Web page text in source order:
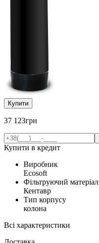
Купити
37 123грн
Купити в кредит
Виробник
Ecosoft
Фільтруючий матеріал
Кентавр
Тип корпусу
колона
Всі характеристики